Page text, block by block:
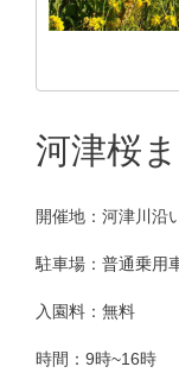
河津桜
開催地：河津川沿
駐車場：普通乗用
入園料：無料
時間：9時~16時